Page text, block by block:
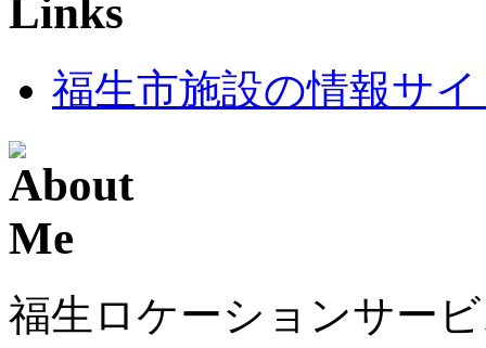
福生市施設の情報サ
福生ロケーションサー